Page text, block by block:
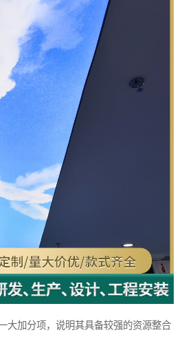
大加分项，说明其具备较强的资源整合